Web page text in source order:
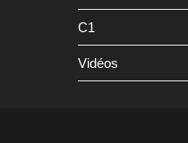
C1
Vidéos